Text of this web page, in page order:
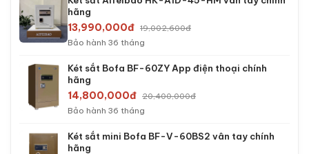
hãng
13,990,000đ 19,002,600đ
Bảo hành 36 tháng
Két sắt Bofa BF-60ZY App điện thoại chính
hãng
14,800,000đ 20,400,000đ
Bảo hành 36 tháng
Két sắt mini Bofa BF-V-60BS2 vân tay chính
hãng